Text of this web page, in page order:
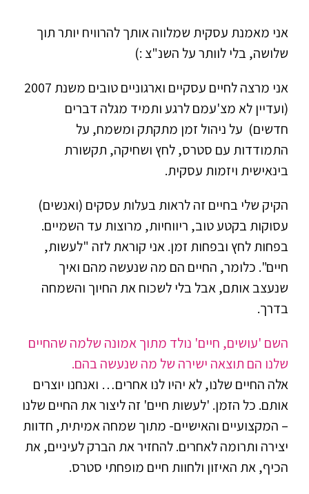
נעים מאוד,
אני טל שפיר,
אני מאמנת עסקית שמלווה אותך להרוויח יותר תוך
שלושה, בלי לוותר על השנ"צ :)
אני מרצה לחיים עסקיים וארגוניים טובים
משנת 2007
(ועדיין לא מצ'עמם לרגע ותמיד מגלה דברים
חדשים) על ניהול זמן מתקתק ומשמח, על
התמודדות עם סטרס, לחץ ושחיקה, תקשורת
בינאישית ויזמות עסקית.
עסוקות בקטע טוב, ריווחיות, מרוצות עד השמיים.
בפחות לחץ ובפחות זמן. אני קוראת לזה "לעשות,
חיים". כלומר, החיים הם מה שנעשה מהם ואיך
שנעצב אותם, אבל בלי לשכוח את החיוך והשמחה
בדרך.
השם 'עושים, חיים' נולד מתוך אמונה שלמה שהחיים